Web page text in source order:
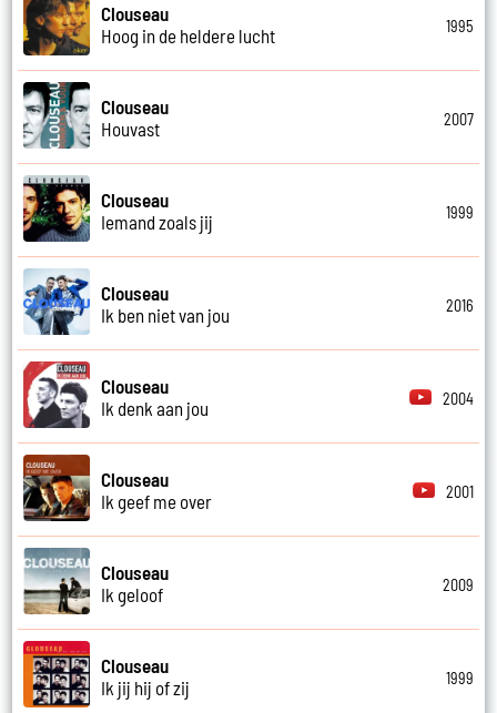
Clouseau
Hoog in de heldere lucht
1995
Clouseau
Houvast
2007
Clouseau
Iemand zoals jij
1999
Clouseau
Ik ben niet van jou
2016
Clouseau
Ik denk aan jou
2004
Clouseau
Ik geef me over
2001
Clouseau
Ik geloof
2009
Clouseau
Ik jij hij of zij
1999